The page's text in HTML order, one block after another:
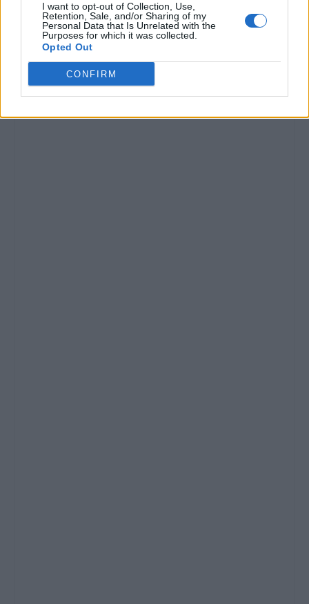
I want to opt-out of Collection, Use,
Retention, Sale, and/or Sharing of my
Personal Data that Is Unrelated with the
Purposes for which it was collected.
Opted Out
CONFIRM